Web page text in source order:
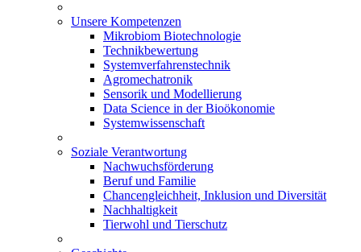
Unsere Kompetenzen
Mikrobiom Biotechnologie
Technikbewertung
Systemverfahrenstechnik
Agromechatronik
Sensorik und Modellierung
Data Science in der Bioökonomie
Systemwissenschaft
Soziale Verantwortung
Nachwuchsförderung
Beruf und Familie
Chancengleichheit, Inklusion und Diversität
Nachhaltigkeit
Tierwohl und Tierschutz